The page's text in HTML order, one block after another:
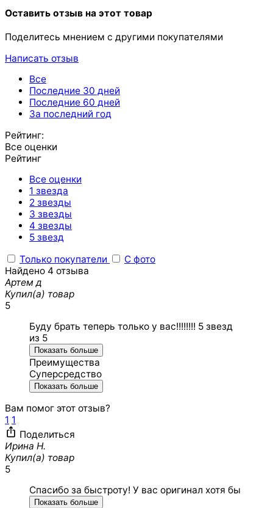
Оставить отзыв на этот товар
Поделитесь мнением с другими покупателями
Написать отзыв
Все
Последние 30 дней
Последние 60 дней
За последний год
Рейтинг:
Все оценки
Рейтинг
Все оценки
1 звезда
2 звезды
3 звезды
4 звезды
5 звезд
Только покупатели
С фото
Найдено 4 отзыва
Артем д
Купил(а) товар
5
Буду брать теперь только у вас!!!!!!!! 5 звезд
из 5
Показать больше
Преимущества
Суперсредство
Показать больше
Вам помог этот отзыв?
1 1
Поделиться
Ирина Н.
Купил(а) товар
5
Спасибо за быстроту! У вас оригинал хотя бы
Показать больше